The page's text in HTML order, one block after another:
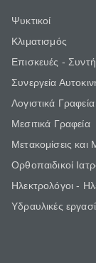
Ψυκτικοί
Κλιματισμός
Επισκευές -
Συνεργεία
Λογιστικά Γραφεία
Μεσιτικά Γραφεία
Μετακομίσεις και
Ορθοπαιδικοί
Ηλεκτρολόγοι -
Υδραυλικές